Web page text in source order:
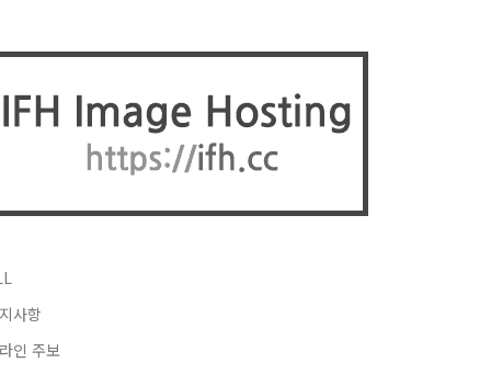
사항
인 주보